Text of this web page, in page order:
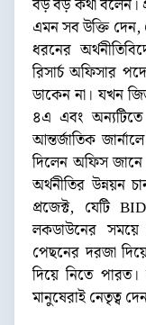
বড় বড় কথা বলেন।
এমন সব উক্তি দেন,
ধরনের
রিসার্চ অফিসার
ডাকেন না। যখন
৪এ এবং
আন্তর্জাতিক
দিলেন অফিস
অর্থনীতির উন্নয়ন
প্রজেক্ট, যেটি
লকডাউনের
পেছনের দরজা
দিয়ে নিতে
মানুষেরাই নেতৃত্ব